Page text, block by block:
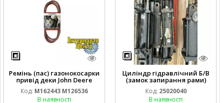
Ремінь (пас) газонокосарки
привід деки John Deere
M162443 M126536
Код: M162443 M126536
В наявності
Циліндр гідравлічний Б/В
(замок запирання рами)
2''X4'' 25320040
Код: 25020040
В наявності